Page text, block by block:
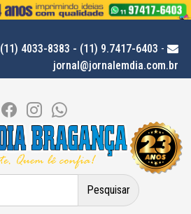
(11) 4033-8383 - (11) 9.7417-6403 -
jornal@jornalemdia.com.br